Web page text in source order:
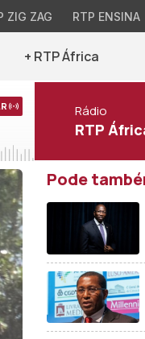
ZIG ZAG RTP ENSINA
+ RTP África
Rádio
RTP
Pode